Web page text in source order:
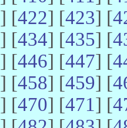
] [422] [423] [
] [434] [435] [
] [446] [447] [
] [458] [459] [
] [470] [471] [